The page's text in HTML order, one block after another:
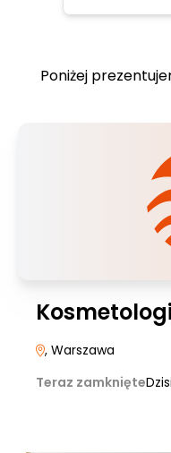
Poniżej
, Warszawa
Teraz zamknięte